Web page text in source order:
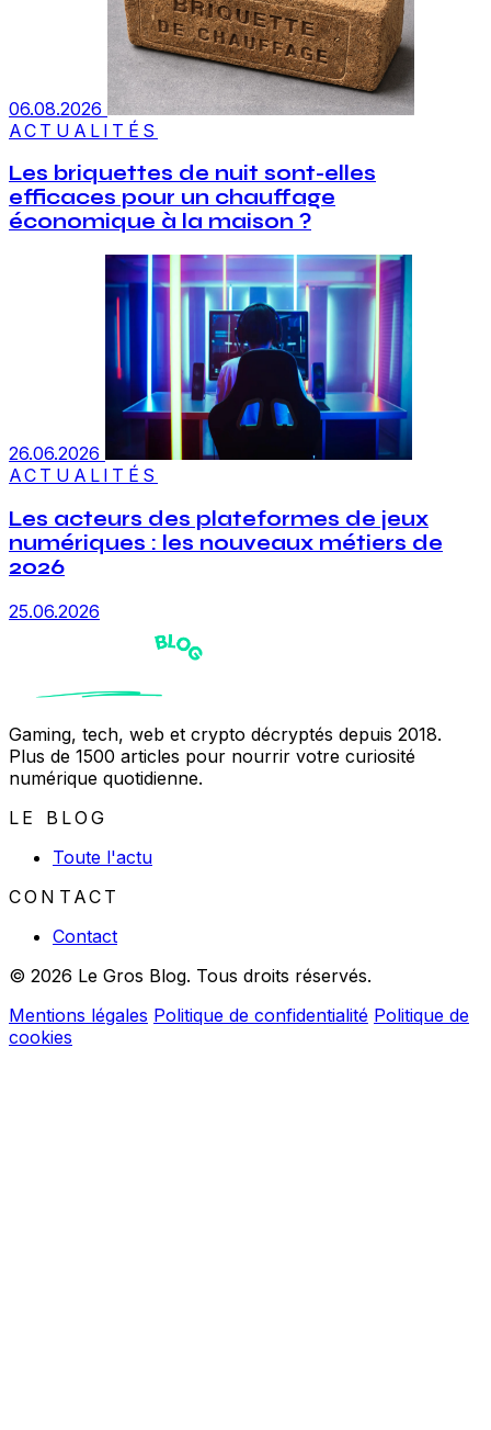
06.08.2026
ACTUALITÉS
Les briquettes de nuit sont-elles
efficaces pour un chauffage
économique à la maison ?
26.06.2026
ACTUALITÉS
Les acteurs des plateformes de jeux
numériques : les nouveaux métiers de
2026
25.06.2026
Gaming, tech, web et crypto décryptés depuis 2018.
Plus de 1500 articles pour nourrir votre curiosité
numérique quotidienne.
LE BLOG
Toute l'actu
CONTACT
Contact
© 2026 Le Gros Blog. Tous droits réservés.
Mentions légales Politique de confidentialité Politique de
cookies